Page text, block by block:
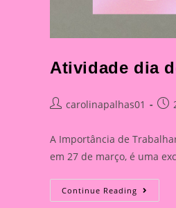
Atividade dia
Postcarolinapalhas01
Post
A Importância de
em 27 de março, é uma
Continue Reading
Dia